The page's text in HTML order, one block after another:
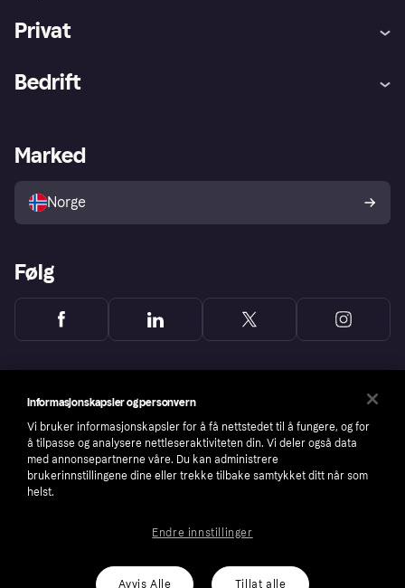
Privat
Utforsk butikker
Bedrift
Merchant portal
Marked
Norge
Følg
number: 556737-0431
Informasjonskapsler og personvern
Vi bruker informasjonskapsler for å få nettstedet til å fungere, og for
å tilpasse og analysere nettleseraktiviteten din. Vi deler også data
med annonsepartnerne våre. Du kan administrere
brukerinnstillingene dine eller trekke tilbake samtykket ditt når som
helst.
Avvis Alle Tillat alle
Endre innstillinger